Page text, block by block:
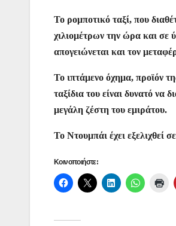
Το ρομποτικό ταξί, που
χιλιομέτρων την ώρα και σε
απογειώνεται και τον
Το ιπτάμενο όχημα, προϊόν
ταξίδια του είναι δυνατό να
μεγάλη ζέστη του εμιράτου.
Το Ντουμπάι έχει εξελιχθεί
Κοινοποιήστε: